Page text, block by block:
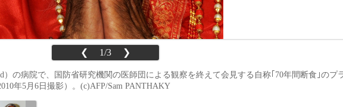
❮ 1/3 ❯
）の病院で、国防省研究機関の医師団による観察を終えて会見する自称｢70年間断食｣のプ
年5月6日撮影）。(c)AFP/Sam PANTHAKY